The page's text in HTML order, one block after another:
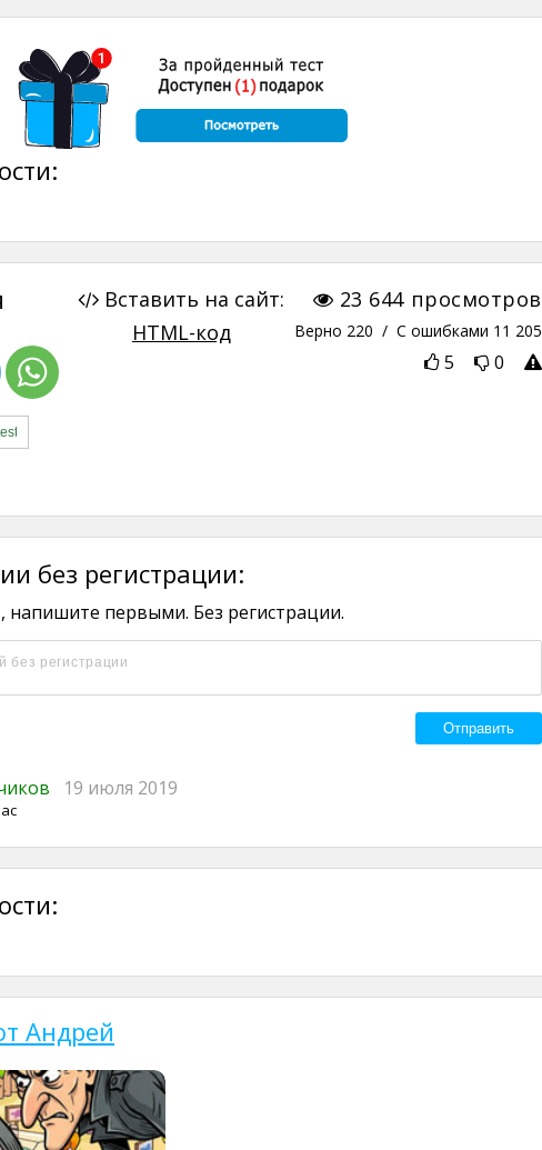
23 644 просмотров
Верно 220 / С ошибками 11 205
5 0
Вставить на сайт:
HTML-код
без регистрации:
напишите первыми. Без регистрации.
19 июля 2019
Андрей